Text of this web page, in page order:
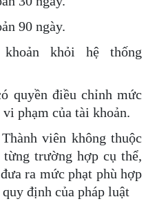
90 ngày.
khỏi hệ thống
quyền điều chỉnh mức
phạm của tài khoản.
viên không thuộc
trường hợp cụ thể,
ra mức phạt phù hợp
định của pháp luật